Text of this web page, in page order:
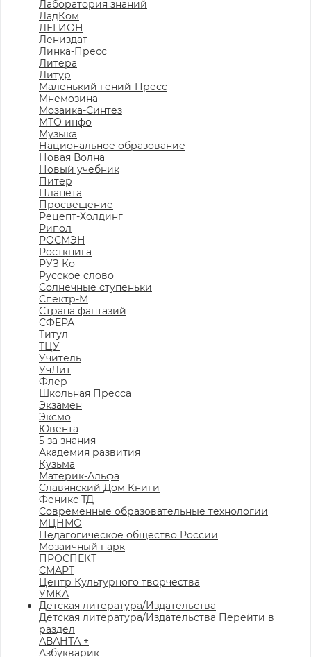
Лаборатория знаний
ЛадКом
ЛЕГИОН
Лениздат
Линка-Пресс
Литера
Литур
Маленький гений-Пресс
Мнемозина
Мозаика-Синтез
МТО инфо
Музыка
Национальное образование
Новая Волна
Новый учебник
Питер
Планета
Просвещение
Рецепт-Холдинг
Рипол
РОСМЭН
Росткнига
РУЗ Ко
Русское слово
Солнечные ступеньки
Спектр-М
Страна фантазий
СФЕРА
Титул
ТЦУ
Учитель
УчЛит
Флер
Школьная Пресса
Экзамен
Эксмо
Ювента
5 за знания
Академия развития
Кузьма
Материк-Альфа
Славянский Дом Книги
Феникс ТД
Современные образовательные технологии
МЦНМО
Педагогическое общество России
Мозаичный парк
ПРОСПЕКТ
СМАРТ
Центр Культурного творчества
УМКА
Детская литература/Издательства
Детская литература/Издательства Перейти в
раздел
АВАНТА +
Азбукварик